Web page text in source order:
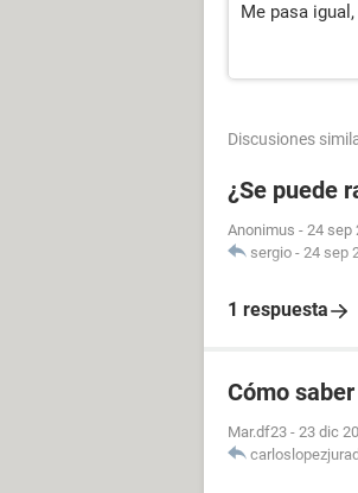
Me pasa
Discusiones
¿Se puede
Anonimus - 24 sep
sergio - 24 sep
1 respuesta
Cómo
Mar.df23 - 23 dic